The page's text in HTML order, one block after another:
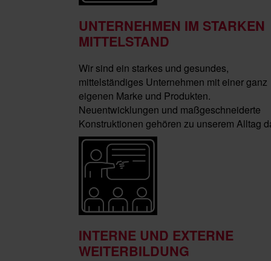
UNTERNEHMEN IM STARKEN
MITTELSTAND
Wir sind ein starkes und gesundes,
mittelständiges Unternehmen mit einer ganz
eigenen Marke und Produkten.
Neuentwicklungen und maßgeschneiderte
Konstruktionen gehören zu unserem Alltag
INTERNE UND EXTERNE
WEITERBILDUNG